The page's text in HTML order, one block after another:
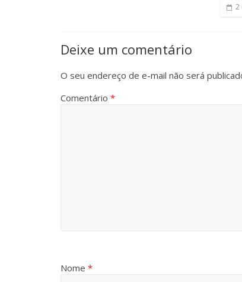
2
Deixe um comentário
O seu endereço de e-mail não será
Comentário *
Nome *